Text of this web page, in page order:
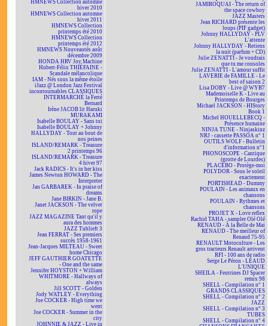
HMNEWS Collection automne
hiver 2010
HMNEWS Collection automne
hiver 2011
HMNEWS Collection
printemps été 2010
HMNEWS Collection
printemps été 2012
HMNEWS Nouveautés août
décembre 2009
HONDA HRV Joy Machine
Hubert-Félix THIÉFAINE -
Scandale mélancolique
IAM - Nés sous la même étoile
iJazz @ London Jazz Festival
incontournables CLASSIQUES
INTERMARCHÉ la Ferté
Bernard
Irène JACOB lit Haruki
MURAKAMI
Isabelle BOULAY - Sans toi
Isabelle BOULAY + Johnny
HALLYDAY - Tout au bout de
nos peines
ISLAND/REMARK - Treasure
2 printemps 96
ISLAND/REMARK - Treasure
4 hiver 97
Jack RADICS - It's in her kiss
James Newton HOWARD - The
Interpreter
Jan GARBAREK - In praise of
dreams
Jane BIRKIN - Jane B.
Janet JACKSON - The velvet
rope
JAZZ MAGAZINE Tant qu'il y
aura des hommes
JAZZ Tublieft 3
Jean FERRAT - Ses premiers
succès 1958-1961
Jean-Jacques MILTEAU - Sweet
home Chicago
JEFF GAUTHIER GOATETTE
- One and the same
Jennifer HOYSTON + William
WHITMORE - Hallways of
always
Jill SCOTT - Golden
Jody WATLEY - Everything
Joe COCKER - High time we
went
Joe COCKER - Summer in the
city
JOHNNIE & JAZZ - Live in
JAMIROQUAI - The return of
the space cowboy
JAZZ Masters
Jean RICHARD présente les
loups (PIF gadget)
Johnny HALLYDAY - PLV
L'attente
Johnny HALLYDAY - Retiens
la nuit (parfum + CD)
Julie ZENATTI - Je voudrais
que tu me consoles
Julie ZENATTI - L'amour suffit
LAVERIE de FAMILLE - Le
best of saison 2
Lisa DOBY - Live @ WYB7
Mademoiselle K - Live au
Printemps de Bourges
Michael JACKSON - HIStory
Book 1
Michel HOUELLEBECQ -
Présence humaine
NINJA TUNE - Ninjaskinz
NRJ - cassette PASSOA n° 1
OUTILS WOLF - Bulletin
d'information n°1
PHONOSCOPE - Cantique
(grotte de Lourdes)
PLACEBO - Protège-moi
POLYDOR - Sous le soleil
exactement
PORTISHEAD - Dummy
POULAIN - Les animaux en
chansons
POULAIN - Rythmes et
chansons
PROJET X - Love reflex
Rachid TAHA - sampler Olé Olé
RENAUD - À la Belle de Mai
RENAUD - The meilleur of
Renaud 75-95
RENAULT Motoculture - Les
gros tracteurs Renault arrivent
RFI - 100 ans de radio
Serge Le Péron - LÉAUD
L'UNIQUE
SHEILA - Feutrines DJ Spacer
remix 98
SHELL - Compilation n° 1
GRANDS CLASSIQUES
SHELL - Compilation n° 2
JAZZ
SHELL - Compilation n° 3
TUBES
SHELL - Compilation n° 4